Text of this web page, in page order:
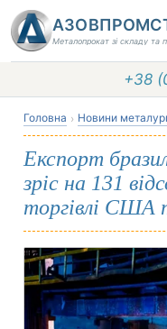
Металопрокат зі складу та
+38
Головна Новини
Експорт
зріс на 131
торгівлі США